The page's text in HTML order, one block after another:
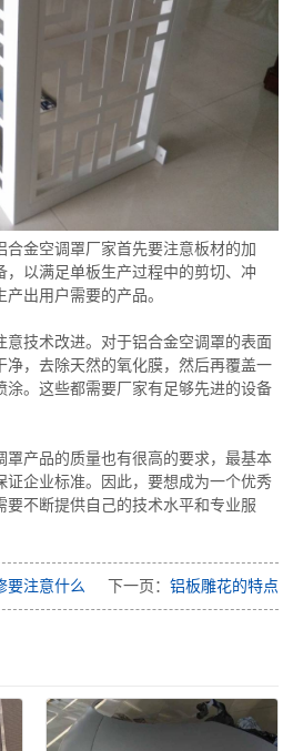
金空调罩厂家首先要注意板材的加
，以满足单板生产过程中的剪切、冲
出用户需要的产品。
技术改进。对于铝合金空调罩的表面
净，去除天然的氧化膜，然后再覆盖一
涂。这些都需要厂家有足够先进的设备
罩产品的质量也有很高的要求，最基本
证企业标准。因此，要想成为一个优秀
要不断提供自己的技术水平和专业服
要注意什么 下一页： 铝板雕花的特点